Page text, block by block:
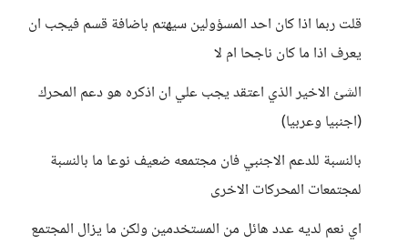
قلت ربما اذا كان احد المسؤولين سيهتم باضافة قسم فيجب ان
يعرف اذا ما كان ناجحا ام لا
الشئ الاخير الذي اعتقد يجب علي ان اذكره هو دعم المحرك
(اجنبيا وعربيا)
بالنسبة للدعم الاجنبي فان مجتمعه ضعيف نوعا ما بالنسبة
لمجتمعات المحركات الاخرى
اي نعم لديه عدد هائل من المستخدمين ولكن ما يزال المجتمع